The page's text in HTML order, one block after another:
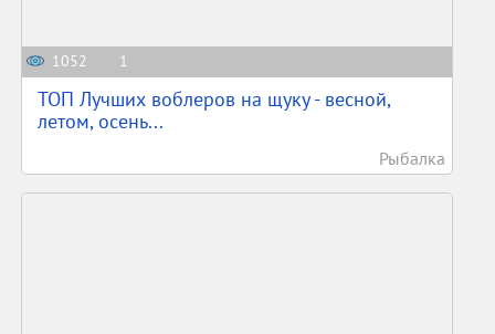
1052 1
ТОП Лучших воблеров на щуку - весной,
летом, осень...
Рыбалка